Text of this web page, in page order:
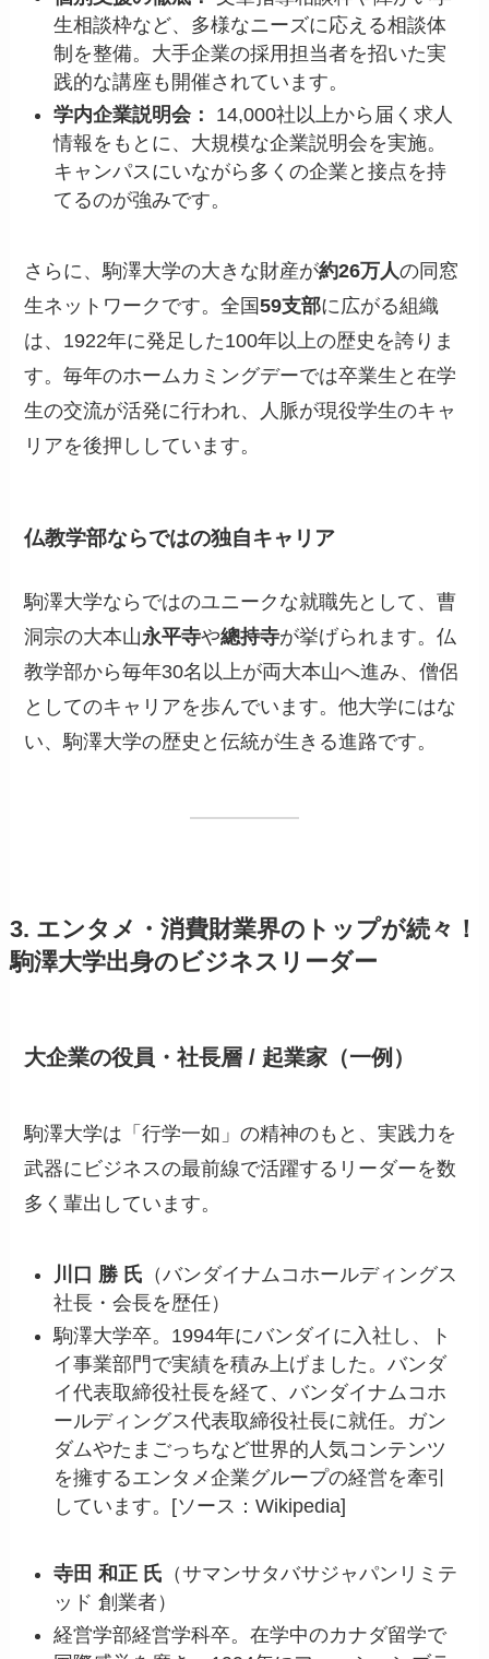
生相談枠など、多様なニーズに応える相談体
制を整備。大手企業の採用担当者を招いた実
践的な講座も開催されています。
学内企業説明会：
14,000社以上から届く求人
情報をもとに、大規模な企業説明会を実施。
キャンパスにいながら多くの企業と接点を持
てるのが強みです。
さらに、駒澤大学の大きな財産が約26万人の同窓
生ネットワークです。全国59支部に広がる組織
は、1922年に発足した100年以上の歴史を誇りま
す。毎年のホームカミングデーでは卒業生と在学
生の交流が活発に行われ、人脈が現役学生のキャ
リアを後押ししています。
仏教学部ならではの独自キャリア
駒澤大学ならではのユニークな就職先として、曹
洞宗の大本山永平寺や總持寺が挙げられます。仏
教学部から毎年30名以上が両大本山へ進み、僧侶
としてのキャリアを歩んでいます。他大学にはな
い、駒澤大学の歴史と伝統が生きる進路です。
3. エンタメ・消費財業界のトップが続々！
駒澤大学出身のビジネスリーダー
大企業の役員・社長層 / 起業家（一例）
駒澤大学は「行学一如」の精神のもと、実践力を
武器にビジネスの最前線で活躍するリーダーを数
多く輩出しています。
川口 勝 氏 （バンダイナムコホールディングス
社長・会長を歴任）
駒澤大学卒。1994年にバンダイに入社し、ト
イ事業部門で実績を積み上げました。バンダ
イ代表取締役社長を経て、バンダイナムコホ
ールディングス代表取締役社長に就任。ガン
ダムやたまごっちなど世界的人気コンテンツ
を擁するエンタメ企業グループの経営を牽引
しています。[ソース：Wikipedia]
寺田 和正 氏 （サマンサタバサジャパンリミテ
ッド 創業者）
経営学部経営学科卒。在学中のカナダ留学で